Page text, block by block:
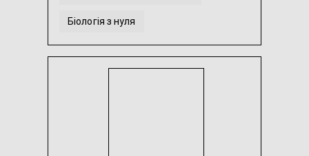
Біологія з нуля
Переклад з англійської / на англійську